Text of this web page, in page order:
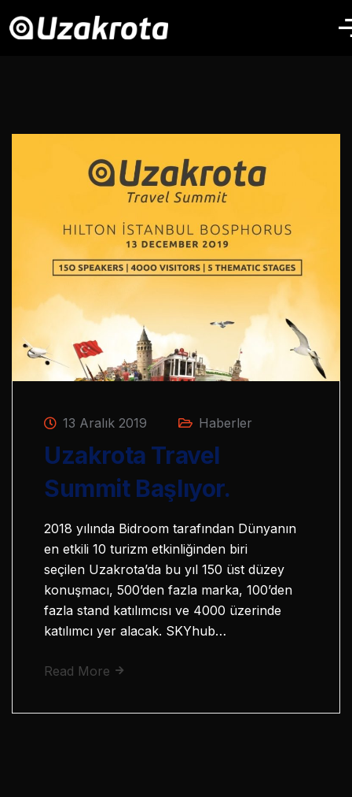
13 Aralık 2019 Haberler
Uzakrota Travel
Summit Başlıyor.
2018 yılında Bidroom tarafından Dünyanın
en etkili 10 turizm etkinliğinden biri
seçilen Uzakrota’da bu yıl 150 üst düzey
konuşmacı, 500’den fazla marka, 100’den
fazla stand katılımcısı ve 4000 üzerinde
katılımcı yer alacak. SKYhub…
Read More